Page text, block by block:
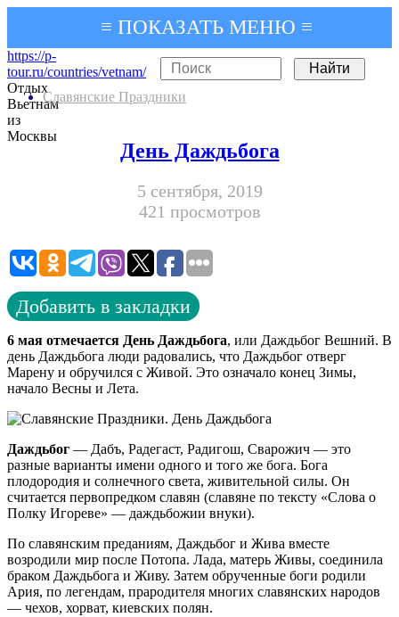
≡ ПОКАЗАТЬ МЕНЮ ≡
https://p-
tour.ru/countries/vetnam/
Отдых
Вьетнам
из
Москвы
Славянские Праздники
День Даждьбога
5 сентября, 2019
421 просмотров
Добавить в закладки
6 мая отмечается День Даждьбога, или Даждьбог Вешний. В
день Даждьбога люди радовались, что Даждьбог отверг
Марену и обручился с Живой. Это означало конец Зимы,
начало Весны и Лета.
Даждьбог — Дабъ, Радегаст, Радигош, Сварожич — это
разные варианты имени одного и того же бога. Бога
плодородия и солнечного света, живительной силы. Он
считается первопредком славян (славяне по тексту «Слова о
Полку Игореве» — даждьбожии внуки).
По славянским преданиям, Даждьбог и Жива вместе
возродили мир после Потопа. Лада, матерь Живы, соединила
браком Даждьбога и Живу. Затем обрученные боги родили
Ария, по легендам, прародителя многих славянских народов
— чехов, хорват, киевских полян.